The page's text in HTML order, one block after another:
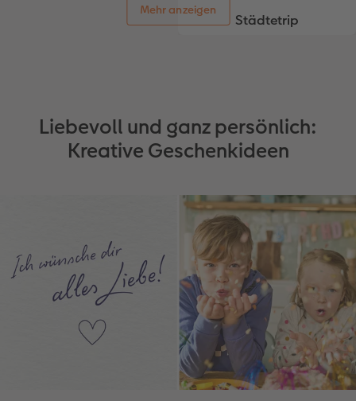
Städtetrip
Mehr anzeigen
Liebevoll und ganz persönlich:
Kreative Geschenkideen